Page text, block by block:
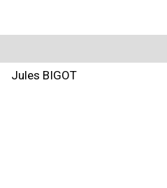
Jules BIGOT